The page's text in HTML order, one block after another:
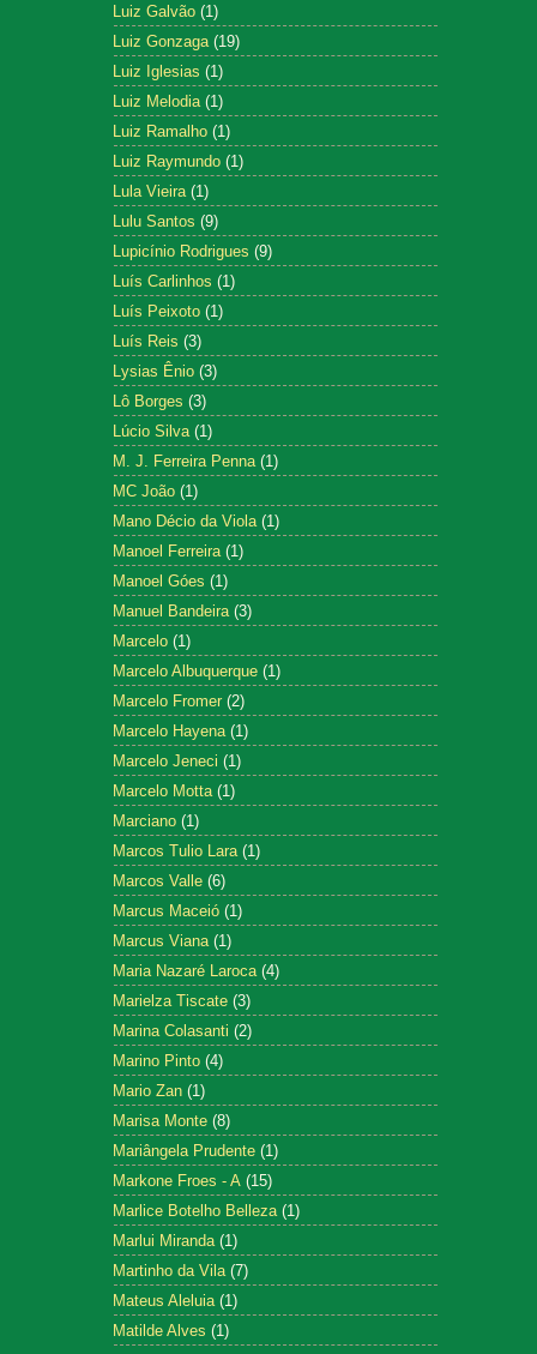
Luiz Galvão (1)
Luiz Gonzaga (19)
Luiz Iglesias (1)
Luiz Melodia (1)
Luiz Ramalho (1)
Luiz Raymundo (1)
Lula Vieira (1)
Lulu Santos (9)
Lupicínio Rodrigues (9)
Luís Carlinhos (1)
Luís Peixoto (1)
Luís Reis (3)
Lysias Ênio (3)
Lô Borges (3)
Lúcio Silva (1)
M. J. Ferreira Penna (1)
MC João (1)
Mano Décio da Viola (1)
Manoel Ferreira (1)
Manoel Góes (1)
Manuel Bandeira (3)
Marcelo (1)
Marcelo Albuquerque (1)
Marcelo Fromer (2)
Marcelo Hayena (1)
Marcelo Jeneci (1)
Marcelo Motta (1)
Marciano (1)
Marcos Tulio Lara (1)
Marcos Valle (6)
Marcus Maceió (1)
Marcus Viana (1)
Maria Nazaré Laroca (4)
Marielza Tiscate (3)
Marina Colasanti (2)
Marino Pinto (4)
Mario Zan (1)
Marisa Monte (8)
Mariângela Prudente (1)
Markone Froes - A (15)
Marlice Botelho Belleza (1)
Marlui Miranda (1)
Martinho da Vila (7)
Mateus Aleluia (1)
Matilde Alves (1)